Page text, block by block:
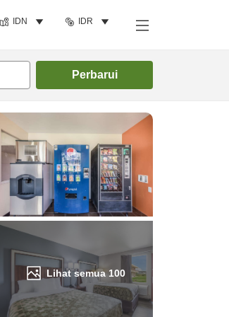
IDN IDR
Perbarui
Lihat semua 100
Cari kamar